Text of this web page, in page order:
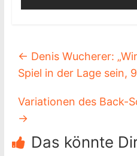
← Denis Wucherer:
Spiel in der Lage sein,
Variationen des Back-
→
Das könnte